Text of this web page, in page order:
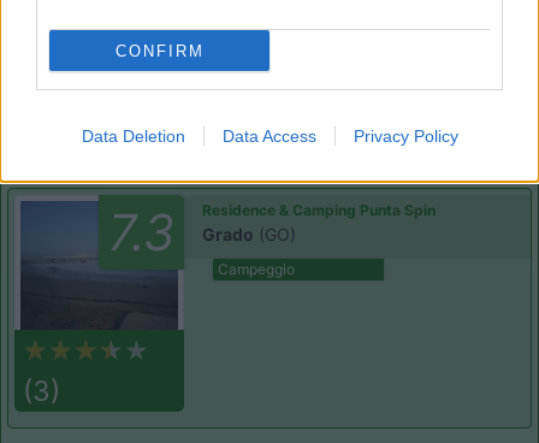
CONFIRM
Data Deletion Data Access Privacy Policy
7.3
(3)
Residence & Camping Punta Spin
Grado (GO)
Campeggio